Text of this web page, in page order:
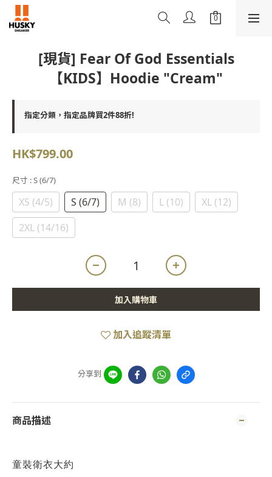
[現貨] Fear Of God Essentials
【KIDS】Hoodie "Cream"
指定分類，指定品牌買2件88折!
HK$799.00
尺寸 : S (6/7)
XS (4/5) S (6/7) M (8) L (10)
XL (12)
2XL (14/16)
加入購物車
加入追蹤清單
分享到
商品描述
童裝衛衣大約